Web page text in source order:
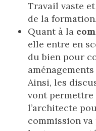
Travail vaste
de la formation.
Quant à la
elle entre en
du bien pour
Ainsi, les
vont
l’architecte
commission